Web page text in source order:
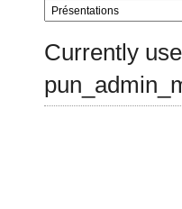
Currently